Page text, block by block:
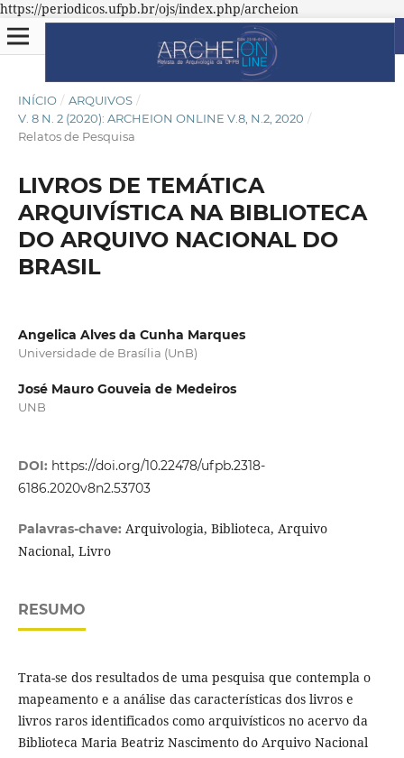
https://periodicos.ufpb.br/ojs/index.php/archeion
INÍCIO / ARQUIVOS /
V. 8 N. 2 (2020): ARCHEION ONLINE V.8, N.2, 2020 /
Relatos de Pesquisa
LIVROS DE TEMÁTICA
ARQUIVÍSTICA NA BIBLIOTECA
DO ARQUIVO NACIONAL DO
BRASIL
Angelica Alves da Cunha Marques
Universidade de Brasília (UnB)
José Mauro Gouveia de Medeiros
UNB
DOI: https://doi.org/10.22478/ufpb.2318-
6186.2020v8n2.53703
Palavras-chave: Arquivologia, Biblioteca, Arquivo
Nacional, Livro
RESUMO
Trata-se dos resultados de uma pesquisa que contempla o
mapeamento e a análise das características dos livros e
livros raros identificados como arquivísticos no acervo da
Biblioteca Maria Beatriz Nascimento do Arquivo Nacional